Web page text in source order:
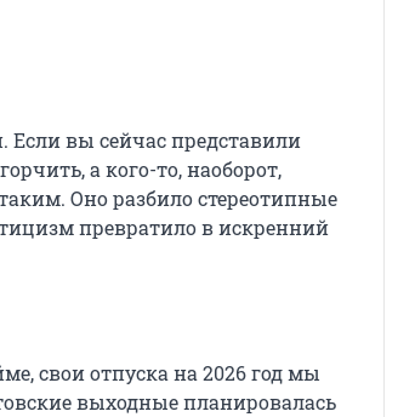
вы сейчас представили
а кого-то, наоборот,
Оно разбило стереотипные
превратило в искренний
свои отпуска на 2026 год мы
выходные планировалась